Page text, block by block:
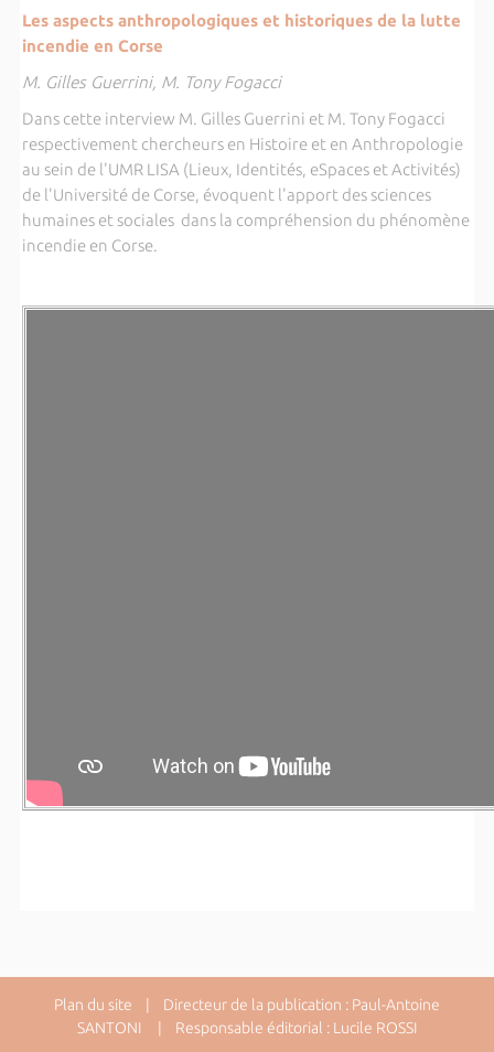
Les aspects anthropologiques et historiques de la lutte
incendie en Corse
M. Gilles Guerrini, M. Tony Fogacci
Dans cette interview M. Gilles Guerrini et M. Tony Fogacci
respectivement chercheurs en Histoire et en Anthropologie
au sein de l'UMR LISA (Lieux, Identités, eSpaces et Activités)
de l'Université de Corse, évoquent l'apport des sciences
humaines et sociales dans la compréhension du phénomène
incendie en Corse.
Plan du site | Directeur de la publication : Paul-Antoine
SANTONI | Responsable éditorial : Lucile ROSSI